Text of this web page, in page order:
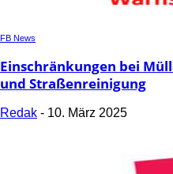
FB News
Einschränkungen bei
und Straßenreinigung
Redak - 10. März 2025